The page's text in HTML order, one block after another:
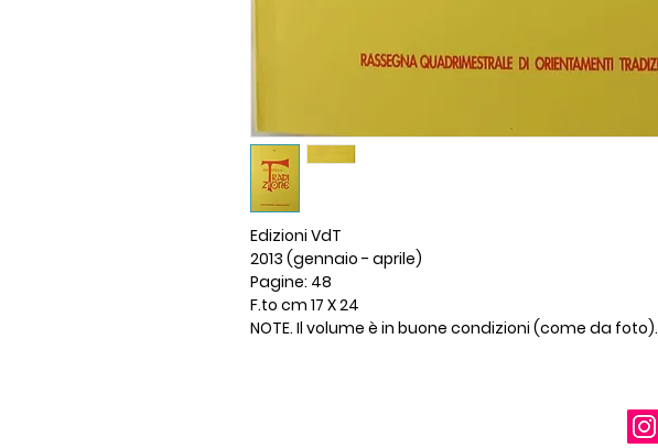
Edizioni VdT
2013 (gennaio - aprile)
Pagine: 48
F.to cm 17 X 24
NOTE. Il volume è in buone condizioni (come da foto).